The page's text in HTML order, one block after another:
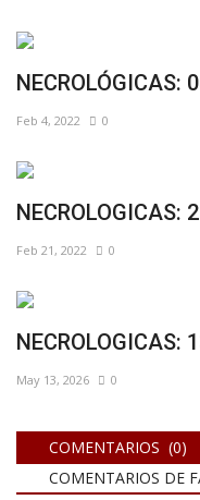
NECROLÓGICAS:
Feb 4, 2022 0
NECROLOGICAS:
Feb 21, 2022 0
NECROLOGICAS:
May 13, 2026 0
COMENTARIOS (0)
COMENTARIOS DE